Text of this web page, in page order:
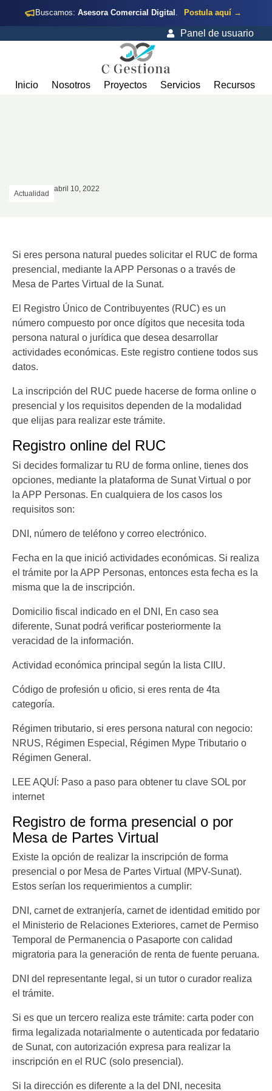
Buscamos: Asesora Comercial Digital . Postula aquí →
Panel de usuario
Inicio Nosotros Proyectos Servicios Recursos
Actualidad
abril 10, 2022
Si eres persona natural puedes solicitar el RUC de forma
presencial, mediante la APP Personas o a través de
Mesa de Partes Virtual de la Sunat.
El Registro Único de Contribuyentes (RUC) es un
número compuesto por once dígitos que necesita toda
persona natural o jurídica que desea desarrollar
actividades económicas. Este registro contiene todos sus
datos.
La inscripción del RUC puede hacerse de forma online o
presencial y los requisitos dependen de la modalidad
que elijas para realizar este trámite.
Registro online del RUC
Si decides formalizar tu RU de forma online, tienes dos
opciones, mediante la plataforma de Sunat Virtual o por
la APP Personas. En cualquiera de los casos los
requisitos son:
DNI, número de teléfono y correo electrónico.
Fecha en la que inició actividades económicas. Si realiza
el trámite por la APP Personas, entonces esta fecha es la
misma que la de inscripción.
Domicilio fiscal indicado en el DNI, En caso sea
diferente, Sunat podrá verificar posteriormente la
veracidad de la información.
Actividad económica principal según la lista CIIU.
Código de profesión u oficio, si eres renta de 4ta
categoría.
Régimen tributario, si eres persona natural con negocio:
NRUS, Régimen Especial, Régimen Mype Tributario o
Régimen General.
LEE AQUÍ: Paso a paso para obtener tu clave SOL por
internet
Registro de forma presencial o por
Mesa de Partes Virtual
Existe la opción de realizar la inscripción de forma
presencial o por Mesa de Partes Virtual (MPV-Sunat).
Estos serían los requerimientos a cumplir:
DNI, carnet de extranjería, carnet de identidad emitido por
el Ministerio de Relaciones Exteriores, carnet de Permiso
Temporal de Permanencia o Pasaporte con calidad
migratoria para la generación de renta de fuente peruana.
DNI del representante legal, si un tutor o curador realiza
el trámite.
Si es que un tercero realiza este trámite: carta poder con
firma legalizada notarialmente o autenticada por fedatario
de Sunat, con autorización expresa para realizar la
inscripción en el RUC (solo presencial).
Si la dirección es diferente a la del DNI, necesita